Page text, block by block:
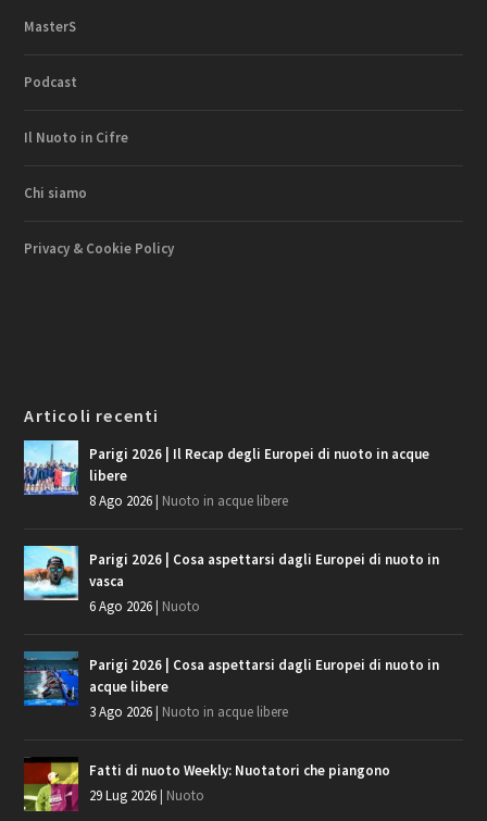
MasterS
Podcast
Il Nuoto in Cifre
Chi siamo
Privacy & Cookie Policy
Articoli recenti
Parigi 2026 | Il Recap degli Europei di nuoto in acque
libere
8 Ago 2026| Nuoto in acque libere
Parigi 2026 | Cosa aspettarsi dagli Europei di nuoto in
vasca
6 Ago 2026| Nuoto
Parigi 2026 | Cosa aspettarsi dagli Europei di nuoto in
acque libere
3 Ago 2026| Nuoto in acque libere
Fatti di nuoto Weekly: Nuotatori che piangono
29 Lug 2026| Nuoto